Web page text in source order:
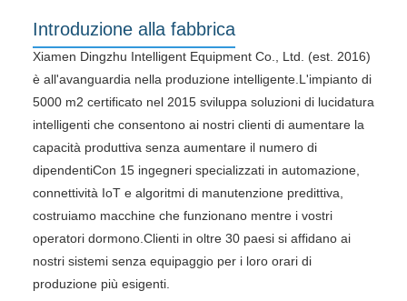
Introduzione alla fabbrica
Xiamen Dingzhu Intelligent Equipment Co., Ltd. (est. 2016)
è all'avanguardia nella produzione intelligente.L'impianto di
5000 m2 certificato nel 2015 sviluppa soluzioni di lucidatura
intelligenti che consentono ai nostri clienti di aumentare la
capacità produttiva senza aumentare il numero di
dipendentiCon 15 ingegneri specializzati in automazione,
connettività IoT e algoritmi di manutenzione predittiva,
costruiamo macchine che funzionano mentre i vostri
operatori dormono.Clienti in oltre 30 paesi si affidano ai
nostri sistemi senza equipaggio per i loro orari di
produzione più esigenti.